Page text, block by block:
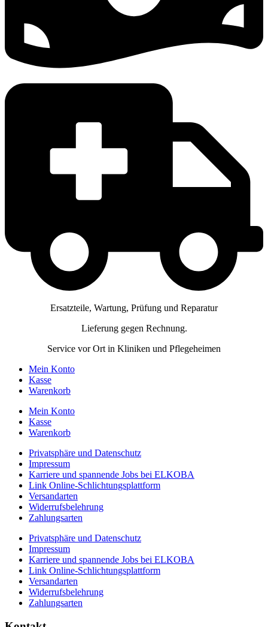
Ersatzteile, Wartung, Prüfung und Reparatur
Lieferung gegen Rechnung.
Service vor Ort in Kliniken und Pflegeheimen
Mein Konto
Kasse
Warenkorb
Mein Konto
Kasse
Warenkorb
Privatsphäre und Datenschutz
Impressum
Karriere und spannende Jobs bei ELKOBA
Link Online-Schlichtungsplattform
Versandarten
Widerrufsbelehrung
Zahlungsarten
Privatsphäre und Datenschutz
Impressum
Karriere und spannende Jobs bei ELKOBA
Link Online-Schlichtungsplattform
Versandarten
Widerrufsbelehrung
Zahlungsarten